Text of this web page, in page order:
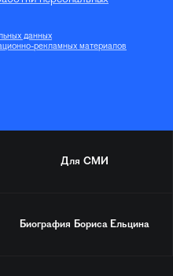
данных
рекламных материалов
Для СМИ
Биография Бориса Ельцина